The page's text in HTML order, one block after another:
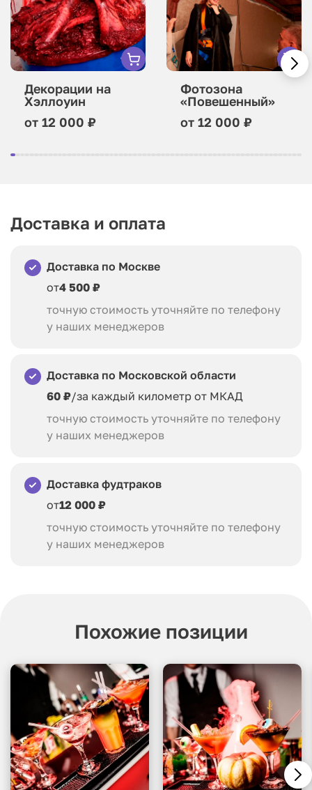
Декорации на
Хэллоуин
от 12 000 ₽
Фотозона
«Повешенный»
от 12 000 ₽
Доставка и оплата
Доставка по Москве
от4 500 ₽
точную стоимость уточняйте по телефону
у наших менеджеров
Доставка по Московской области
60 ₽/за каждый километр от МКАД
точную стоимость уточняйте по телефону
у наших менеджеров
Доставка фудтраков
от12 000 ₽
точную стоимость уточняйте по телефону
у наших менеджеров
Похожие позиции